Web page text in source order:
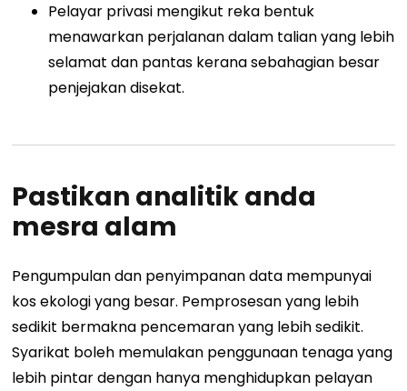
Pelayar privasi mengikut reka bentuk
menawarkan perjalanan dalam talian yang lebih
selamat dan pantas kerana sebahagian besar
penjejakan disekat.
Pastikan analitik anda
mesra alam
Pengumpulan dan penyimpanan data mempunyai
kos ekologi yang besar. Pemprosesan yang lebih
sedikit bermakna pencemaran yang lebih sedikit.
Syarikat boleh memulakan penggunaan tenaga yang
lebih pintar dengan hanya menghidupkan pelayan